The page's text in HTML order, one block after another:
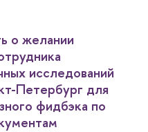
о желании
исследований
Петербург для
фидбэка по